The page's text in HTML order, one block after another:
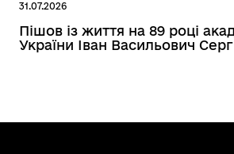
31.07.2026
Пішов із життя на 89 році
України Іван Васильович